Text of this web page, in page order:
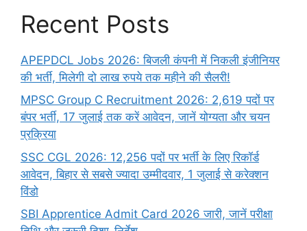
Recent Posts
APEPDCL Jobs 2026: बिजली कंपनी में निकली इंजीनियर
की भर्ती, मिलेगी दो लाख रुपये तक महीने की सैलरी!
MPSC Group C Recruitment 2026: 2,619 पदों पर
बंपर भर्ती, 17 जुलाई तक करें आवेदन, जानें योग्यता और चयन
प्रक्रिया
SSC CGL 2026: 12,256 पदों पर भर्ती के लिए रिकॉर्ड
आवेदन, बिहार से सबसे ज्यादा उम्मीदवार, 1 जुलाई से करेक्शन
विंडो
SBI Apprentice Admit Card 2026 जारी, जानें परीक्षा